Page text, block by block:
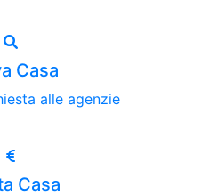
Casa
alle agenzie
Casa